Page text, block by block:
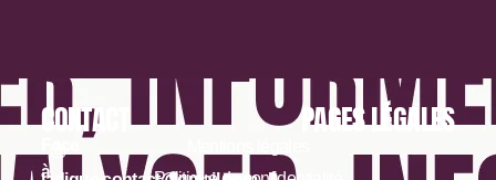
à
CONTACT PAGES LÉGALES